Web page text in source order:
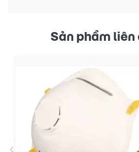
Sản phẩm liên